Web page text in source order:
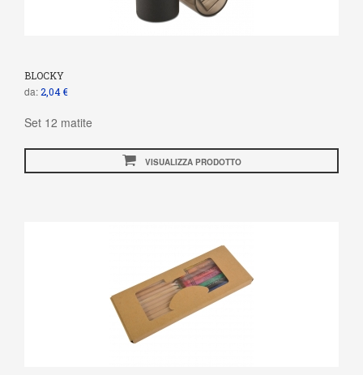
BLOCKY
da:2,04 €
Set 12 matite
VISUALIZZA PRODOTTO